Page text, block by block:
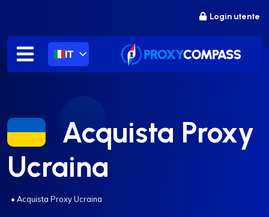
contenuto
Login utente
IT
Acquista Proxy
Ucraina
• Acquista Proxy Ucraina